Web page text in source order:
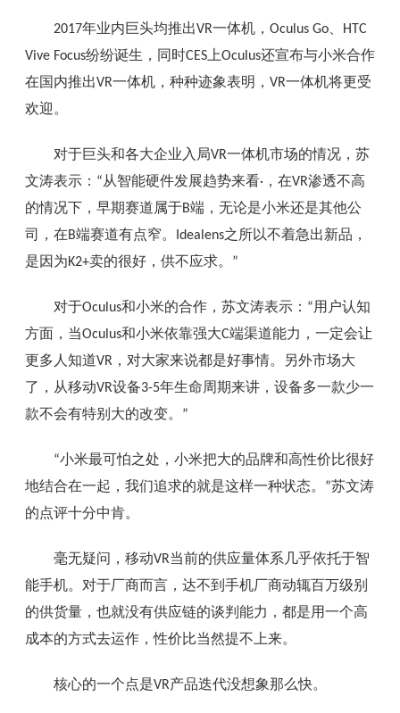
2017年业内巨头均推出VR一体机， Oculus Go
HTC
Vive Focus纷纷诞生，同时CES 上Oculus还宣布与小米合作
在国内推出VR一体机，种种迹象表明， VR一体机将更受
欢迎。
对于巨头和各大企业入局VR一体机市场的情况，苏
文涛表示： “从智能硬件发展趋势来看· ，在VR渗透不高
的情况下，早期赛道属于B端，无论是小米还是其他公
司，在B端赛道有点窄。 Idealens之所以不着急出新品，
是因为K2+卖的很好，供不应求。 ”
对于Oculus和小米的合作，苏文涛表示： “用户认知
方面，当Oculus和小米依靠强大C端渠道能力，一定会让
更多人知道VR ，对大家来说都是好事情。另外市场大
了，从移动VR设备3-5年生命周期来讲，设备多一款少一
款不会有特别大的改变。 ”
“小米最可怕之处，小米把大的品牌和高性价比很好
地结合在一起，我们追求的就是这样一种状态。 ”苏文涛
的点评十分中肯。
毫无疑问，移动VR当前的供应量体系几乎依托于智
能手机。对于厂商而言，达不到手机厂商动辄百万级别
的供货量，也就没有供应链的谈判能力，都是用一个高
成本的方式去运作，性价比当然提不上来。
核心的一个点是VR产品迭代没想象那么快。